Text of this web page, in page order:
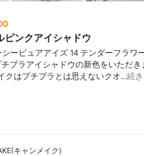
ピンクアイシャドウ
ーピュアアイズ 14 テンダーフラワ
プラアイシャドウの新色をいただき
クはプチプラとは思えないクオ…続
キャンメイク)